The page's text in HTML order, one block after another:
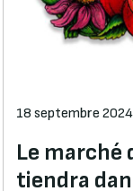
18 septembre 2024
Le marché
tiendra